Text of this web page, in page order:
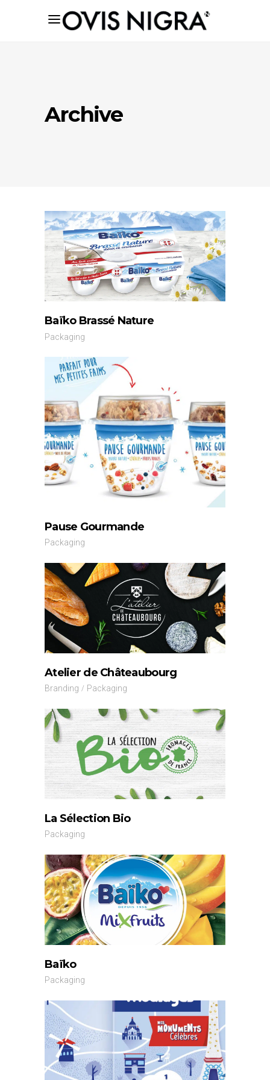
Archive
Baïko Brassé Nature
Packaging
Pause Gourmande
Packaging
Atelier de Châteaubourg
Branding Packaging
La Sélection Bio
Packaging
Baïko
Packaging